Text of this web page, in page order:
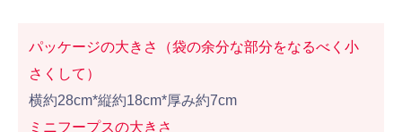
パッケージの大きさ（袋の余分な部分をなるべく小
さくして）
横約28cm*縦約18cm*厚み約7cm
ミニフープスの大きさ